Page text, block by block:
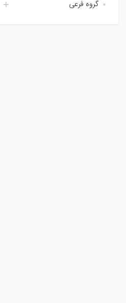
اتاق خواب لایکوگروه فرعی